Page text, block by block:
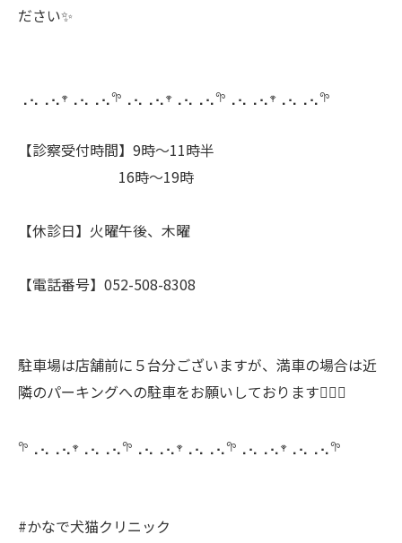
ださい✨
⢀⢄⢀⢄𖥧⢀⢄⢀⢄𖧧⢀⢄⢀⢄𖥧⢀⢄⢀⢄𖧧⢀⢄⢀⢄𖥧⢀⢄⢀⢄𖧧
【診察受付時間】9時〜11時半
16時〜19時
【休診日】火曜午後、木曜
【電話番号】052-508-8308
駐車場は店舗前に５台分ございますが、満車の場合は近
隣のパーキングへの駐車をお願いしております🙇🏻‍♀️
𖧧⢀⢄⢀⢄𖥧⢀⢄⢀⢄𖧧⢀⢄⢀⢄𖥧⢀⢄⢀⢄𖧧⢀⢄⢀⢄𖥧⢀⢄⢀⢄𖧧
#かなで犬猫クリニック